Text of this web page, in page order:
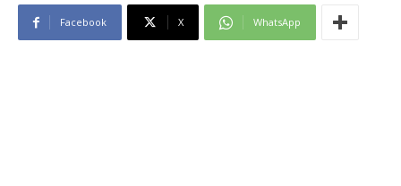
Facebook X WhatsApp